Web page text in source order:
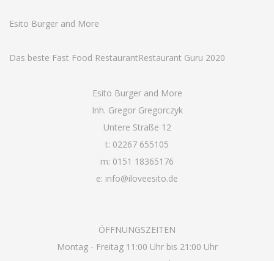
Esito Burger and More
Das beste Fast Food RestaurantRestaurant Guru 2020
Esito Burger and More
Inh. Gregor Gregorczyk
Untere Straße 12
t: 02267 655105
m: 0151 18365176
e: info@iloveesito.de
ÖFFNUNGSZEITEN
Montag - Freitag 11:00 Uhr bis 21:00 Uhr